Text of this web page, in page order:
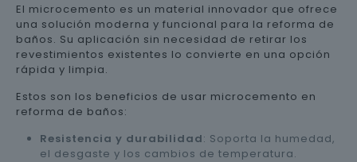
El microcemento es un material innovador que ofrece
una solución moderna y funcional para la reforma de
baños. Su aplicación sin necesidad de retirar los
revestimientos existentes lo convierte en una opción
rápida y limpia.
Estos son los beneficios de usar microcemento en
reforma de baños:
Resistencia y durabilidad: Soporta la humedad,
el desgaste y los cambios de temperatura.